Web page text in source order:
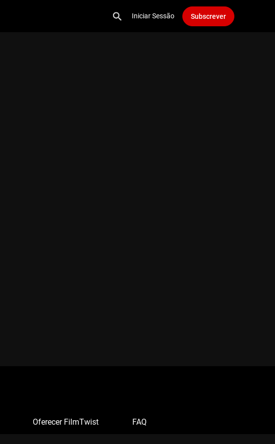
Iniciar Sessão Subscrever
Oferecer FilmTwist FAQ